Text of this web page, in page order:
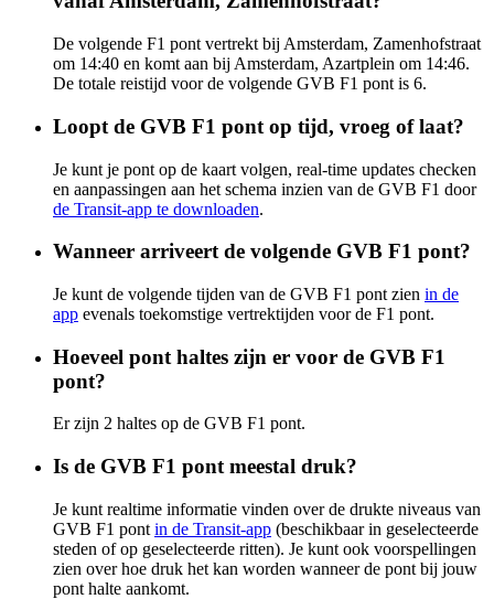
De volgende F1 pont vertrekt bij Amsterdam, Zamenhofstraat
om 14:40 en komt aan bij Amsterdam, Azartplein om 14:46.
De totale reistijd voor de volgende GVB F1 pont is 6.
Loopt de GVB F1 pont op tijd, vroeg of laat?
Je kunt je pont op de kaart volgen, real-time updates checken
en aanpassingen aan het schema inzien van de GVB F1 door
de Transit-app te downloaden.
Wanneer arriveert de volgende GVB F1 pont?
Je kunt de volgende tijden van de GVB F1 pont zien in de
app evenals toekomstige vertrektijden voor de F1 pont.
Hoeveel pont haltes zijn er voor de GVB F1
pont?
Er zijn 2 haltes op de GVB F1 pont.
Is de GVB F1 pont meestal druk?
Je kunt realtime informatie vinden over de drukte niveaus van
GVB F1 pont in de Transit-app (beschikbaar in geselecteerde
steden of op geselecteerde ritten). Je kunt ook voorspellingen
zien over hoe druk het kan worden wanneer de pont bij jouw
pont halte aankomt.